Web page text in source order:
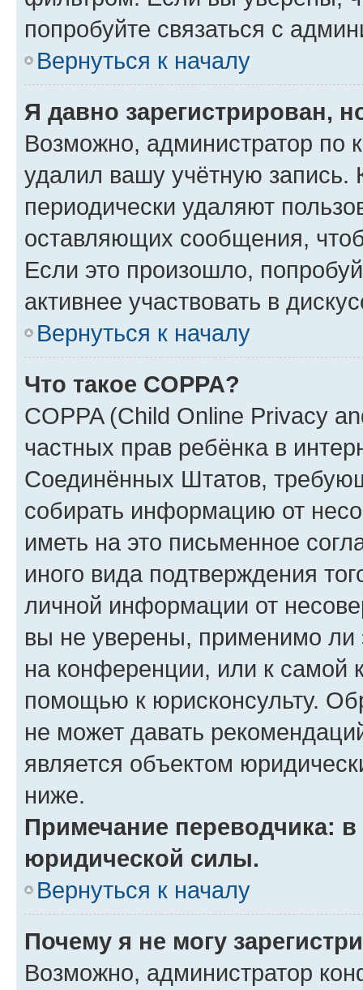
попробуйте связаться с
Вернуться к началу
Я давно зарегистрирован,
Возможно, администратор по
удалил вашу учётную запись.
периодически удаляют
оставляющих сообщения,
Если это произошло,
активнее участвовать в
Вернуться к началу
Что такое COPPA?
COPPA (Child Online Privacy
частных прав ребёнка в
Соединённых Штатов,
собирать информацию от
иметь на это письменное
иного вида подтверждения
личной информации от
вы не уверены, применимо ли
на конференции, или к самой
помощью к юрисконсульту.
не может давать
является объектом
ниже.
Примечание переводчика:
юридической силы.
Вернуться к началу
Почему я не могу
Возможно, администратор